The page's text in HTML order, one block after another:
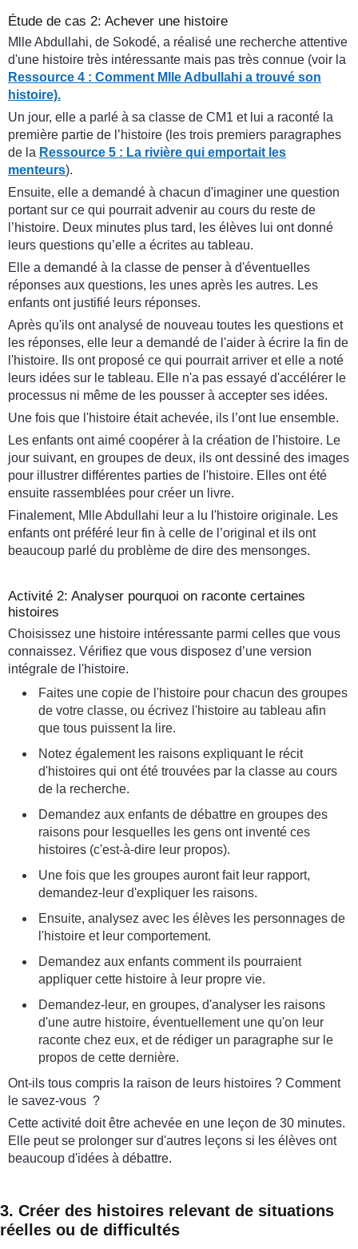
Étude de cas 2: Achever une histoire
Mlle Abdullahi, de Sokodé, a réalisé une recherche attentive
d'une histoire très intéressante mais pas très connue (voir la
Ressource 4 : Comment Mlle Adbullahi a trouvé son
histoire).
Un jour, elle a parlé à sa classe de CM1 et lui a raconté la
première partie de l’histoire (les trois premiers paragraphes
de la Ressource 5 : La rivière qui emportait les
menteurs).
Ensuite, elle a demandé à chacun d'imaginer une question
portant sur ce qui pourrait advenir au cours du reste de
l’histoire. Deux minutes plus tard, les élèves lui ont donné
leurs questions qu’elle a écrites au tableau.
Elle a demandé à la classe de penser à d'éventuelles
réponses aux questions, les unes après les autres. Les
enfants ont justifié leurs réponses.
Après qu'ils ont analysé de nouveau toutes les questions et
les réponses, elle leur a demandé de l'aider à écrire la fin de
l'histoire. Ils ont proposé ce qui pourrait arriver et elle a noté
leurs idées sur le tableau. Elle n'a pas essayé d'accélérer le
processus ni même de les pousser à accepter ses idées.
Une fois que l'histoire était achevée, ils l’ont lue ensemble.
Les enfants ont aimé coopérer à la création de l'histoire. Le
jour suivant, en groupes de deux, ils ont dessiné des images
pour illustrer différentes parties de l'histoire. Elles ont été
ensuite rassemblées pour créer un livre.
Finalement, Mlle Abdullahi leur a lu l'histoire originale. Les
enfants ont préféré leur fin à celle de l’original et ils ont
beaucoup parlé du problème de dire des mensonges.
Activité 2: Analyser pourquoi on raconte certaines
histoires
Choisissez une histoire intéressante parmi celles que vous
connaissez. Vérifiez que vous disposez d’une version
intégrale de l'histoire.
Faites une copie de l'histoire pour chacun des groupes
de votre classe, ou écrivez l'histoire au tableau afin
que tous puissent la lire.
Notez également les raisons expliquant le récit
d'histoires qui ont été trouvées par la classe au cours
de la recherche.
Demandez aux enfants de débattre en groupes des
raisons pour lesquelles les gens ont inventé ces
histoires (c'est-à-dire leur propos).
Une fois que les groupes auront fait leur rapport,
demandez-leur d'expliquer les raisons.
Ensuite, analysez avec les élèves les personnages de
l'histoire et leur comportement.
Demandez aux enfants comment ils pourraient
appliquer cette histoire à leur propre vie.
Demandez-leur, en groupes, d'analyser les raisons
d'une autre histoire, éventuellement une qu'on leur
raconte chez eux, et de rédiger un paragraphe sur le
propos de cette dernière.
Ont-ils tous compris la raison de leurs histoires ? Comment
le savez-vous ?
Cette activité doit être achevée en une leçon de 30 minutes.
Elle peut se prolonger sur d'autres leçons si les élèves ont
beaucoup d'idées à débattre.
3. Créer des histoires relevant de situations
réelles ou de difficultés